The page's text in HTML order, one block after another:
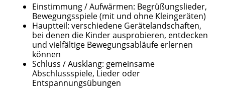
Einstimmung / Aufwärmen: Begrüßungslieder,
Bewegungsspiele (mit und ohne Kleingeräten)
Hauptteil: verschiedene Gerätelandschaften,
bei denen die Kinder ausprobieren, entdecken
und vielfältige Bewegungsabläufe erlernen
können
Schluss / Ausklang: gemeinsame
Abschlussspiele, Lieder oder
Entspannungsübungen